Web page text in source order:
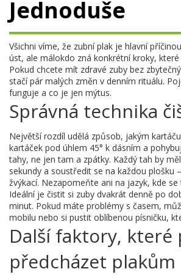
Jednoduše
Všichni víme, že zubní plak je hlavní
úst, ale málokdo zná konkrétní kroky,
Pokud chcete mít zdravé zuby bez
stačí pár malých změn v denním rituálu.
funguje a co je jen mýtus.
Správná technika
Největší rozdíl udělá způsob, jakým
kartáček pod úhlem 45° k dásním a
tahy, ne jen tam a zpátky. Každý tah by
sekundy a soustředit se na každou plošku
žvýkací. Nezapomeňte ani na jazyk, kde se
Ideální je čistit si zuby dvakrát denně po
minut. Pokud máte problémy s časem,
mobilu nebo si pustit oblíbenou písničku,
Další faktory, které
předcházet plakům